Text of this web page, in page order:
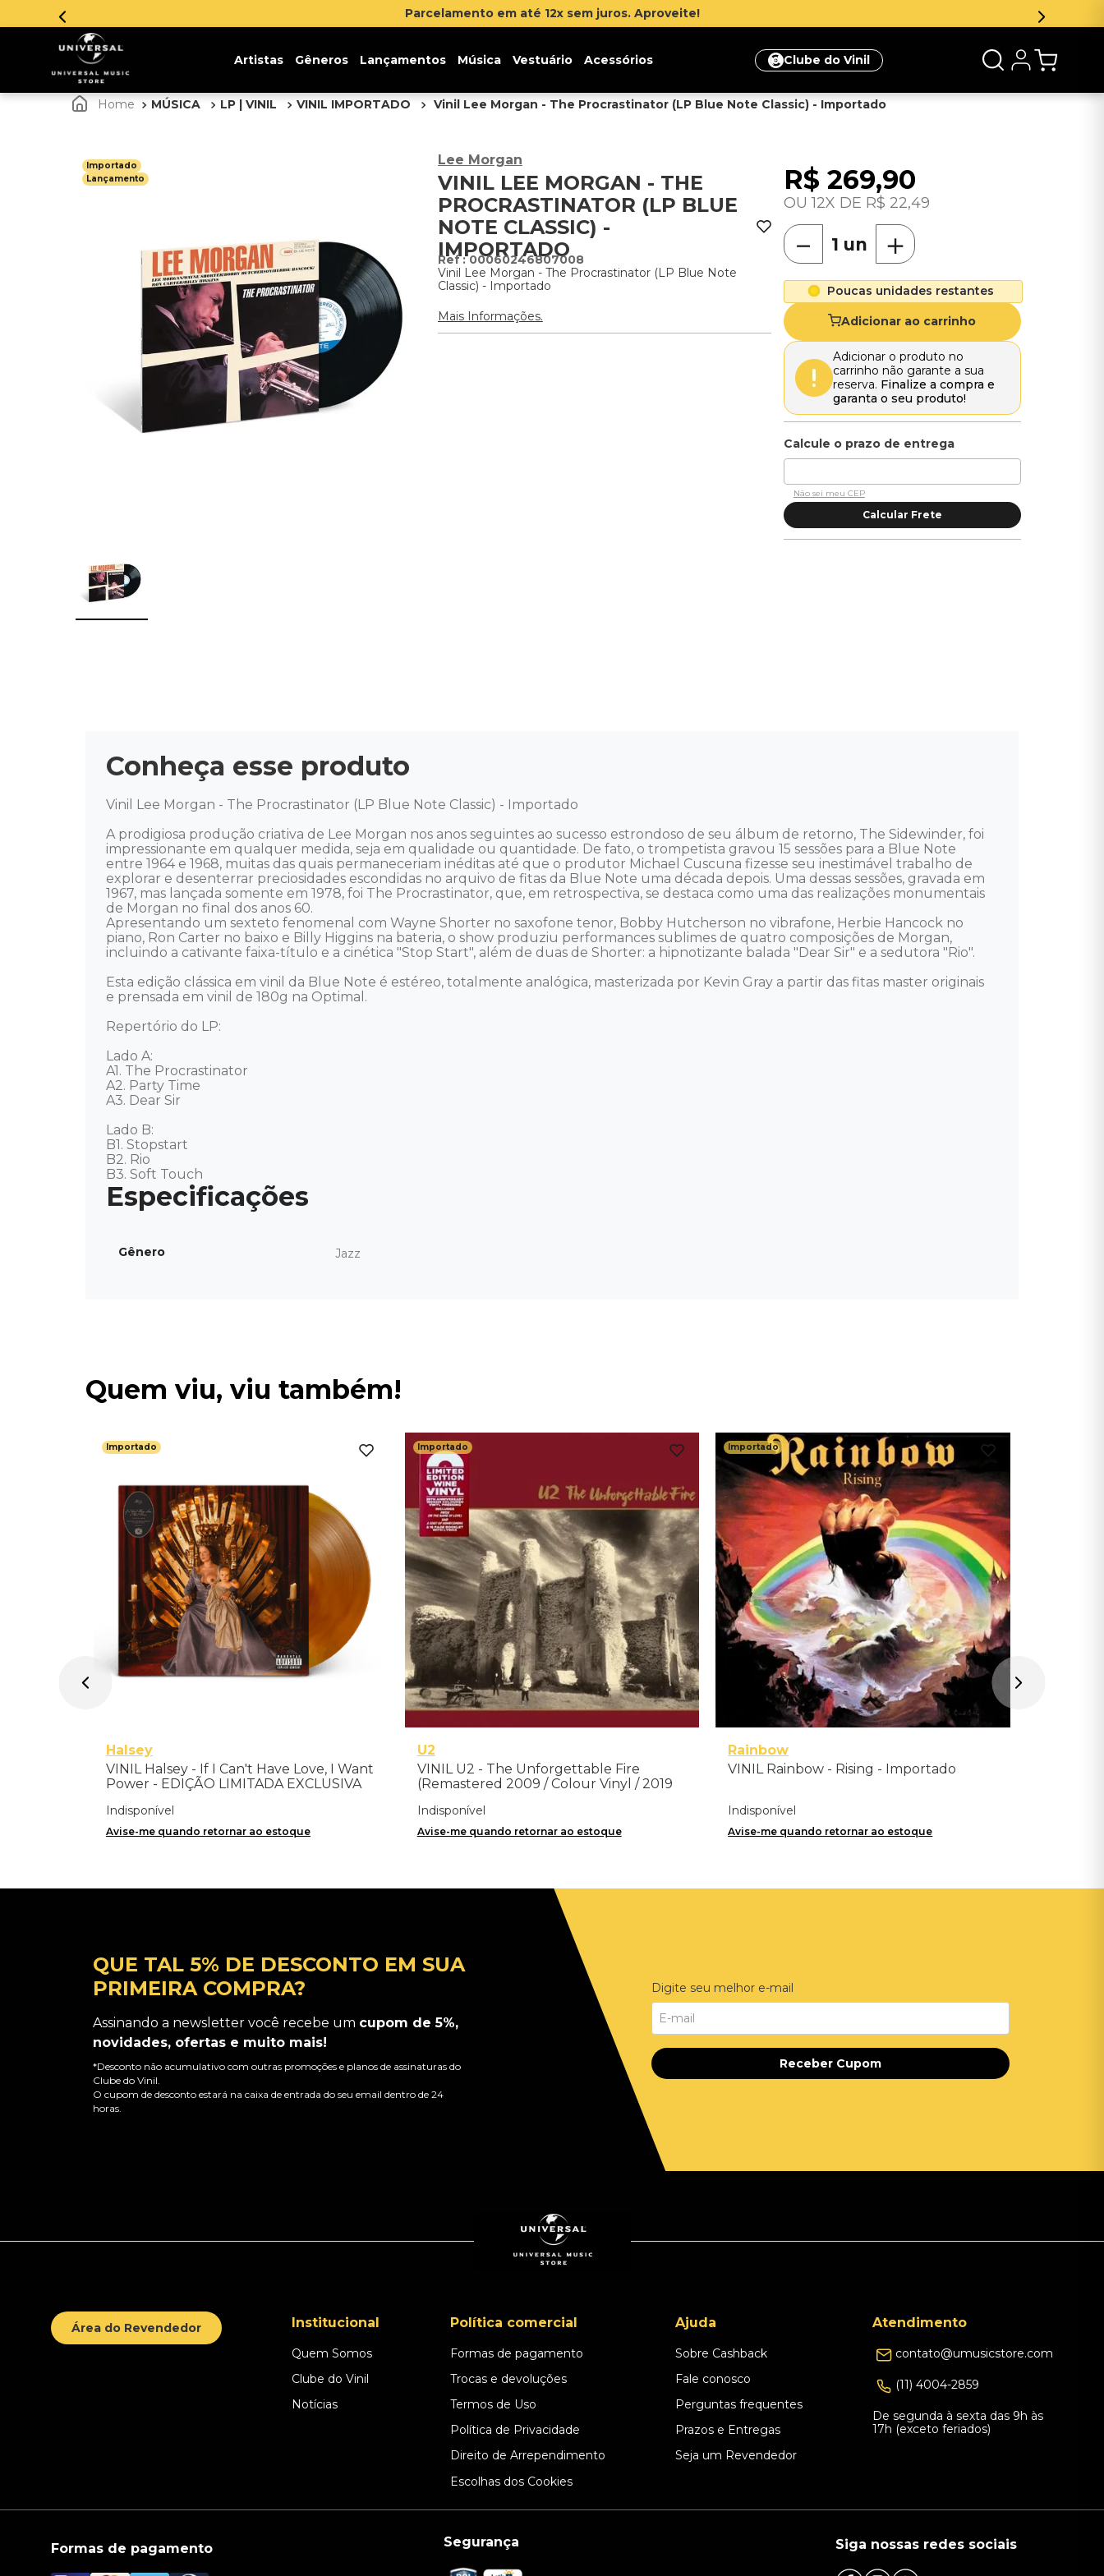
Parcelamento em até 12x sem juros. Aproveite!
Artistas Gêneros Lançamentos Música Vestuário Acessórios Clube do Vinil
MÚSICA LP | VINIL VINIL IMPORTADO Vinil Lee Morgan - The Procrastinator (LP Blue Note Classic) - Importado
Importado
Lançamento
Lee Morgan
VINIL LEE MORGAN - THE
PROCRASTINATOR (LP BLUE
NOTE CLASSIC) -
IMPORTADO
:00060246807008
Vinil Lee Morgan - The Procrastinator (LP Blue Note
Classic) - Importado
Mais Informações.
R$ 269,90
12 R$ 22,49
＋
－
Poucas unidades restantes
Adicionar ao carrinho
Adicionar o produto no
carrinho não garante a sua
reserva. Finalize a compra e
garanta o seu produto!
Não sei meu CEP
Conheça esse produto
Vinil Lee Morgan - The Procrastinator (LP Blue Note Classic) - Importado
A prodigiosa produção criativa de Lee Morgan nos anos seguintes ao sucesso estrondoso de seu álbum de retorno, The Sidewinder, foi
impressionante em qualquer medida, seja em qualidade ou quantidade. De fato, o trompetista gravou 15 sessões para a Blue Note
entre 1964 e 1968, muitas das quais permaneceriam inéditas até que o produtor Michael Cuscuna fizesse seu inestimável trabalho de
explorar e desenterrar preciosidades escondidas no arquivo de fitas da Blue Note uma década depois. Uma dessas sessões, gravada em
1967, mas lançada somente em 1978, foi The Procrastinator, que, em retrospectiva, se destaca como uma das realizações monumentais
de Morgan no final dos anos 60.
Apresentando um sexteto fenomenal com Wayne Shorter no saxofone tenor, Bobby Hutcherson no vibrafone, Herbie Hancock no
piano, Ron Carter no baixo e Billy Higgins na bateria, o show produziu performances sublimes de quatro composições de Morgan,
incluindo a cativante faixa-título e a cinética "Stop Start", além de duas de Shorter: a hipnotizante balada "Dear Sir" e a sedutora "Rio".
Esta edição clássica em vinil da Blue Note é estéreo, totalmente analógica, masterizada por Kevin Gray a partir das fitas master originais
e prensada em vinil de 180g na Optimal.
Repertório do LP:
Lado A:
A1. The Procrastinator
A2. Party Time
A3. Dear Sir
Lado B:
B1. Stopstart
B2. Rio
B3. Soft Touch
Gênero Jazz
Quem viu, viu também!
Importado
Halsey
VINIL Halsey - If I Can't Have Love, I Want
Power - EDIÇÃO LIMITADA EXCLUSIVA
Indisponível
Avise-me quando retornar ao estoque
Importado
U2
VINIL U2 - The Unforgettable Fire
(Remastered 2009 / Colour Vinyl / 2019
Indisponível
Avise-me quando retornar ao estoque
Importado
Rainbow
VINIL Rainbow - Rising - Importado
Indisponível
Avise-me quando retornar ao estoque
QUE TAL 5% DE DESCONTO EM SUA
PRIMEIRA COMPRA?
Assinando a newsletter você recebe um cupom de 5%,
novidades, ofertas e muito mais!
*Desconto não acumulativo com outras promoções e planos de assinaturas do
Clube do Vinil.
O cupom de desconto estará na caixa de entrada do seu email dentro de 24
horas.
Digite seu melhor e-mail
Receber Cupom
Área do Revendedor Institucional
Quem Somos
Clube do Vinil
Notícias
Política comercial
Formas de pagamento
Trocas e devoluções
Termos de Uso
Política de Privacidade
Direito de Arrependimento
Escolhas dos Cookies
Ajuda
Sobre Cashback
Fale conosco
Perguntas frequentes
Prazos e Entregas
Seja um Revendedor
Atendimento
contato@umusicstore.com
(11) 4004-2859
De segunda à sexta das 9h às
17h (exceto feriados)
Formas de pagamento Segurança Siga nossas redes sociais